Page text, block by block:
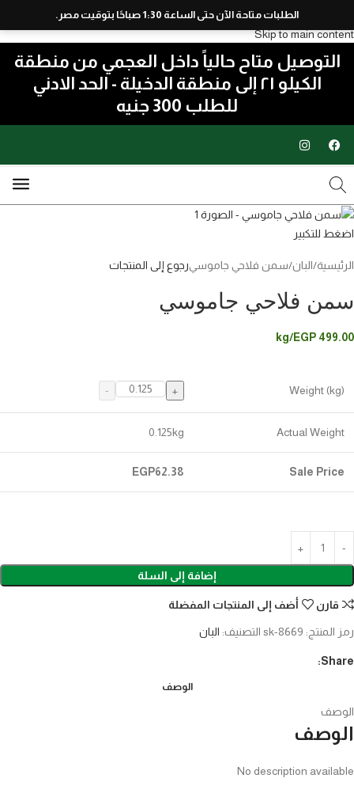
Skip to navigation
Skip to main content
التوصيل متاح حالياً داخل العجمي من منطقة
الكيلو ٢١ إلى منطقة الدخيلة - الحد الادني
للطلب 300 جنيه
اضغط للتكبير
الرئيسية البان سمن فلاحي جاموسيرجوع إلى المنتجات
سمن فلاحي جاموسي
EGP 499.00
/kg
Weight (kg)
Actual Weight
0.125kg
Sale Price
EGP62.38
إضافة إلى السلة
قارن أضف إلى المنتجات المفضلة
رمز المنتج: sk-8669 التصنيف: البان
Share:
الوصف
الوصف
الوصف
No description available
الطلبات متاحة الآن حتى الساعة 1:30 صباحًا بتوقيت مصر.